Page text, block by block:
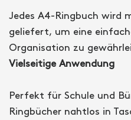
Jedes A4-Ringbuch wird
geliefert, um eine
Organisation zu
Vielseitige Anwendung
Perfekt für Schule und
Ringbücher nahtlos in